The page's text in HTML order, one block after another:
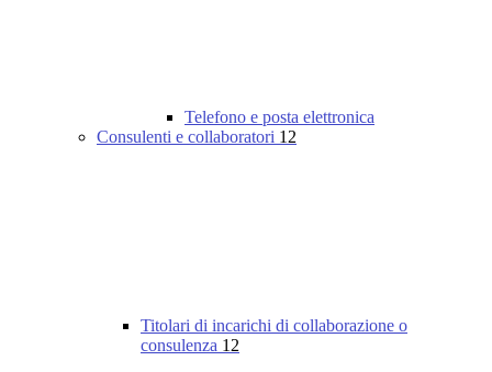
Telefono e posta elettronica
Consulenti e collaboratori 12
Titolari di incarichi di collaborazione o
consulenza 12